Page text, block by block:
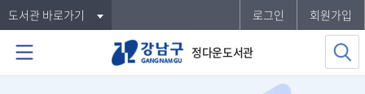
도서관 바로가기 로그인 회원가입
정다운도서관